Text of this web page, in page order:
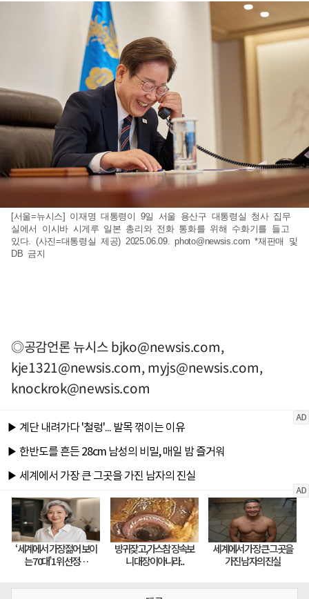
[서울=뉴시스] 이재명 대통령이 9일 서울 용산구 대통령실 청사 집무
실에서 이시바 시게루 일본 총리와 전화 통화를 위해 수화기를 들고
있다. (사진=대통령실 제공) 2025.06.09.photo@newsis.com *재판매 및
DB 금지
◎공감언론 뉴시스bjko@newsis.com,
kje1321@newsis.com,myjs@newsis.com,
knockrok@newsis.com